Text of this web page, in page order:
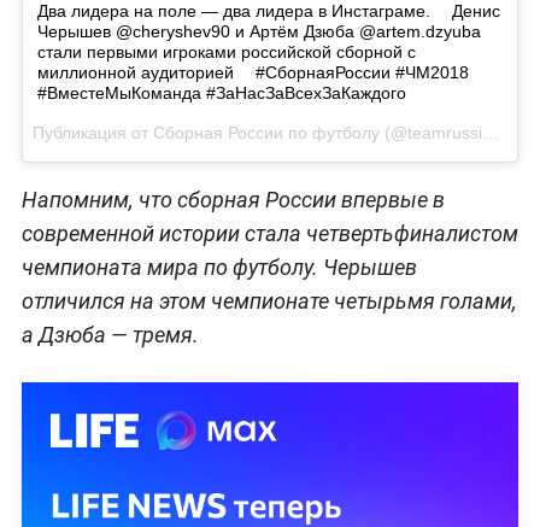
Два лидера на поле — два лидера в Инстаграме. ⠀ Денис
Черышев @cheryshev90 и Артём Дзюба @artem.dzyuba
стали первыми игроками российской сборной с
миллионной аудиторией ⠀ #СборнаяРоссии #ЧМ2018
#ВместеМыКоманда #ЗаНасЗаВсехЗаКаждого
Публикация от Сборная России по футболу(@teamrussia)
Напомним, что сборная России впервые в
современной истории стала четвертьфиналистом
чемпионата мира по футболу. Черышев
отличился на этом чемпионате четырьмя голами,
а Дзюба — тремя.